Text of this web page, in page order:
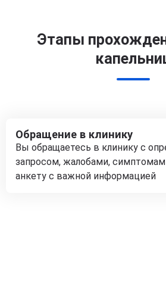
Этапы
Обращение в клинику
Вы обращаетесь в клинику с
запросом, жалобами,
анкету с важной информацией